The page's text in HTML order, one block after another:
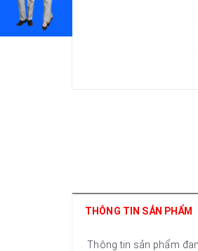
THÔNG TIN SẢN PHẨM
Thông tin sản phẩm